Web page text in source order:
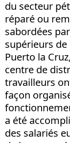
du secteur
réparé ou
sabordées
supérieurs de
Puerto la
centre de
travailleurs
façon
a été
des salariés